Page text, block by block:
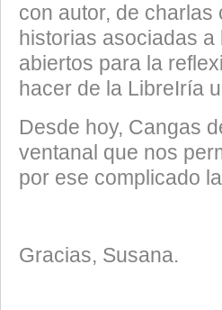
con autor, de
historias asociadas
abiertos para la
hacer de la LibreIría
Desde hoy, Cangas
ventanal que nos
por ese complicado
Gracias, Susana.